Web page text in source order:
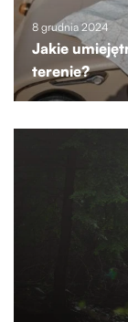
8 grudnia 2024
Jakie
terenie?